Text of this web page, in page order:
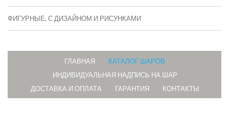
ФИГУРНЫЕ, С ДИЗАЙНОМ И РИСУНКАМИ
ГЛАВНАЯ
КАТАЛОГ ШАРОВ
ИНДИВИДУАЛЬНАЯ НАДПИСЬ НА ШАР
ДОСТАВКА И ОПЛАТА
ГАРАНТИЯ КОНТАКТЫ